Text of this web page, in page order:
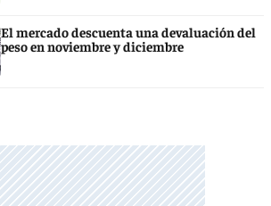
El mercado descuenta una devaluación del
peso en noviembre y diciembre